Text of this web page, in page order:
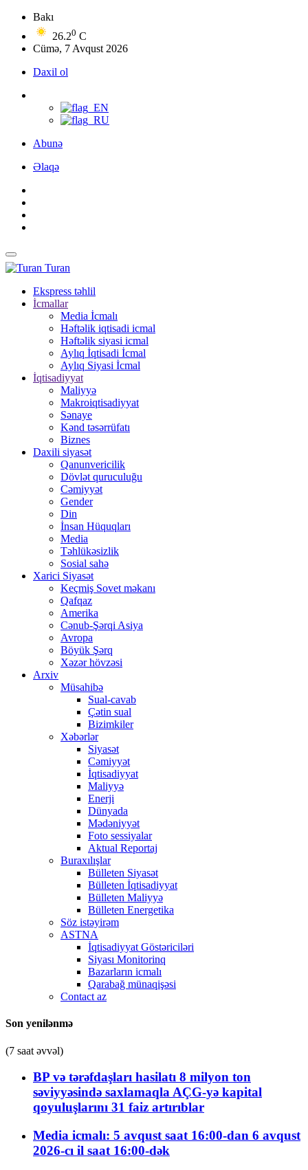
Bakı
26.20 C
Cümə, 7 Avqust 2026
Daxil ol
Abunə
Əlaqə
Turan
Ekspress təhlil
İcmallar
Media İcmalı
Həftəlik iqtisadi icmal
Həftəlik siyasi icmal
Aylıq İqtisadi İcmal
Aylıq Siyasi İcmal
İqtisadiyyat
Maliyyə
Makroiqtisadiyyat
Sənaye
Kənd təsərrüfatı
Biznes
Daxili siyasət
Qanunvericilik
Dövlət quruculuğu
Cəmiyyət
Gender
Din
İnsan Hüquqları
Media
Təhlükəsizlik
Sosial sahə
Xarici Siyasət
Keçmiş Sovet məkanı
Qafqaz
Amerika
Cənub-Şərqi Asiya
Avropa
Böyük Şərq
Xəzər hövzəsi
Arxiv
Müsahibə
Sual-cavab
Çətin sual
Bizimkiler
Xəbərlər
Siyasət
Cəmiyyət
İqtisadiyyat
Maliyyə
Enerji
Dünyada
Mədəniyyət
Foto sessiyalar
Aktual Reportaj
Buraxılışlar
Bülleten Siyasət
Bülleten İqtisadiyyat
Bülleten Maliyyə
Bülleten Energetika
Söz istəyirəm
ASTNA
İqtisadiyyat Göstəriciləri
Siyası Monitorinq
Bazarların icmalı
Qarabağ münaqişəsi
Contact az
Son yenilənmə
(7 saat əvvəl)
BP və tərəfdaşları hasilatı 8 milyon ton
səviyyəsində saxlamaqla AÇG-yə kapital
qoyuluşlarını 31 faiz artırıblar
Media icmalı: 5 avqust saat 16:00-dan 6 avqust
2026-cı il saat 16:00-dək